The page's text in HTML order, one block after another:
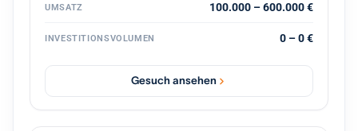
Prozessdigitalisierung und Skalierung
UMSATZ 100.000 – 600.000 €
INVESTITIONSVOLUMEN 0 – 0 €
Gesuch ansehen